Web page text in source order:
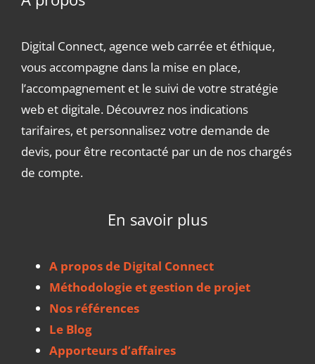
Digital Connect, agence web carrée et éthique,
vous accompagne dans la mise en place,
l’accompagnement et le suivi de votre stratégie
web et digitale. Découvrez nos indications
tarifaires, et personnalisez votre demande de
devis, pour être recontacté par un de nos chargés
de compte.
En savoir plus
A propos de Digital Connect
Méthodologie et gestion de projet
Nos références
Le Blog
Apporteurs d’affaires